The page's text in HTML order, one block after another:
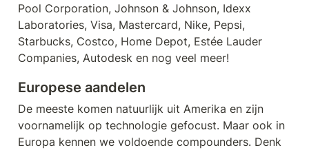
Pool Corporation, Johnson & Johnson, Idexx
Laboratories, Visa, Mastercard, Nike, Pepsi,
Starbucks, Costco, Home Depot, Estée Lauder
Companies, Autodesk en nog veel meer!
Europese aandelen
De meeste komen natuurlijk uit Amerika en zijn
voornamelijk op technologie gefocust. Maar ook in
Europa kennen we voldoende compounders. Denk